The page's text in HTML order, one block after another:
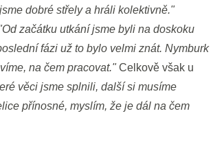
dobré střely a hráli kolektivně."
začátku utkání jsme byli na doskoku
fázi už to bylo velmi znát. Nymburk
na čem pracovat."Celkově však u
věci jsme splnili, další si musíme
přínosné, myslím, že je dál na čem